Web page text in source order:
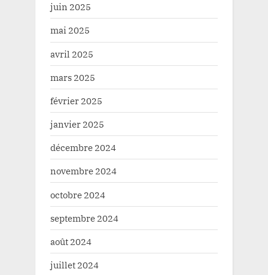
juin 2025
mai 2025
avril 2025
mars 2025
février 2025
janvier 2025
décembre 2024
novembre 2024
octobre 2024
septembre 2024
août 2024
juillet 2024